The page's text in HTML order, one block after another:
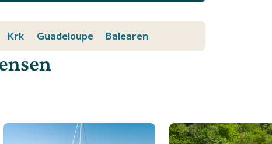
Krk Guadeloupe Balearen